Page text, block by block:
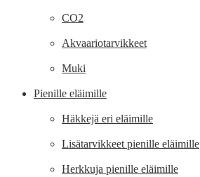
CO2
Akvaariotarvikkeet
Muki
Pienille eläimille
Häkkejä eri eläimille
Lisätarvikkeet pienille eläimille
Herkkuja pienille eläimille